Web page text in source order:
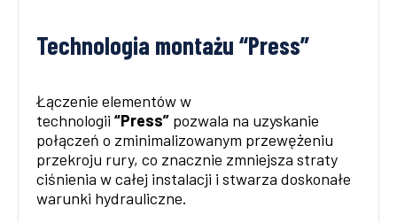
Technologia montażu “Press”
Łączenie elementów w
technologii “Press” pozwala na uzyskanie
połączeń o zminimalizowanym przewężeniu
przekroju rury, co znacznie zmniejsza straty
ciśnienia w całej instalacji i stwarza doskonałe
warunki hydrauliczne.